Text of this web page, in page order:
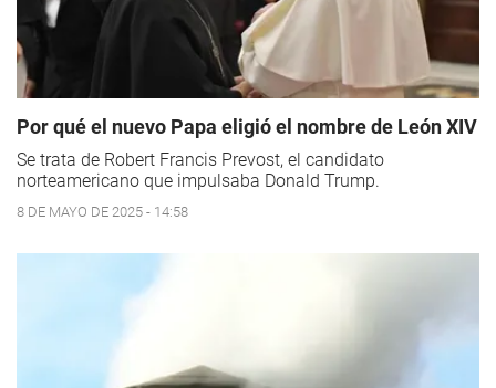
Por qué el nuevo Papa eligió el nombre de León XIV
Se trata de Robert Francis Prevost, el candidato
norteamericano que impulsaba Donald Trump.
8 DE MAYO DE 2025 - 14:58